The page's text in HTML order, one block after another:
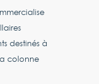
destinés à
colonne